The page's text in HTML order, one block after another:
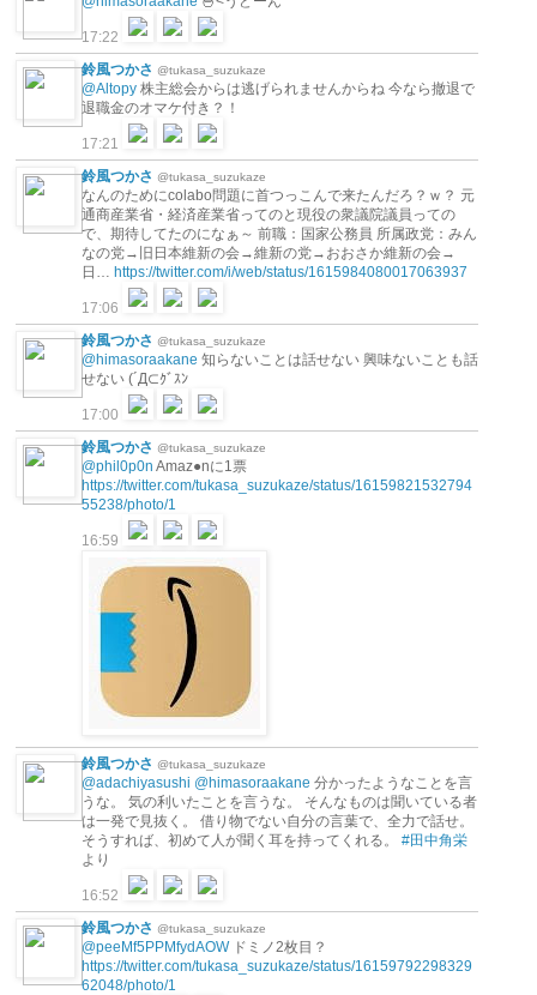
17:22
鈴風つかさ @tukasa_suzukaze
@Altopy 株主総会からは逃げられませんからね 今なら撤退で
退職金のオマケ付き？！
17:21
鈴風つかさ @tukasa_suzukaze
なんのためにcolabo問題に首つっこんで来たんだろ？ｗ？ 元
通商産業省・経済産業省ってのと現役の衆議院議員っての
で、期待してたのになぁ～ 前職：国家公務員 所属政党：みん
なの党→旧日本維新の会→維新の党→おおさか維新の会→
日… https://twitter.com/i/web/status/1615984080017063937
17:06
鈴風つかさ @tukasa_suzukaze
@himasoraakane 知らないことは話せない 興味ないことも話
せない (´Д⊂ｸﾞｽﾝ
17:00
鈴風つかさ @tukasa_suzukaze
@phil0p0n Amaz●nに1票
https://twitter.com/tukasa_suzukaze/status/16159821532794
55238/photo/1
16:59
鈴風つかさ @tukasa_suzukaze
@adachiyasushi @himasoraakane 分かったようなことを言
うな。 気の利いたことを言うな。 そんなものは聞いている者
は一発で見抜く。 借り物でない自分の言葉で、全力で話せ。
そうすれば、初めて人が聞く耳を持ってくれる。 #田中角栄
より
16:52
鈴風つかさ @tukasa_suzukaze
@peeMf5PPMfydAOWドミノ2枚目？
https://twitter.com/tukasa_suzukaze/status/16159792298329
62048/photo/1